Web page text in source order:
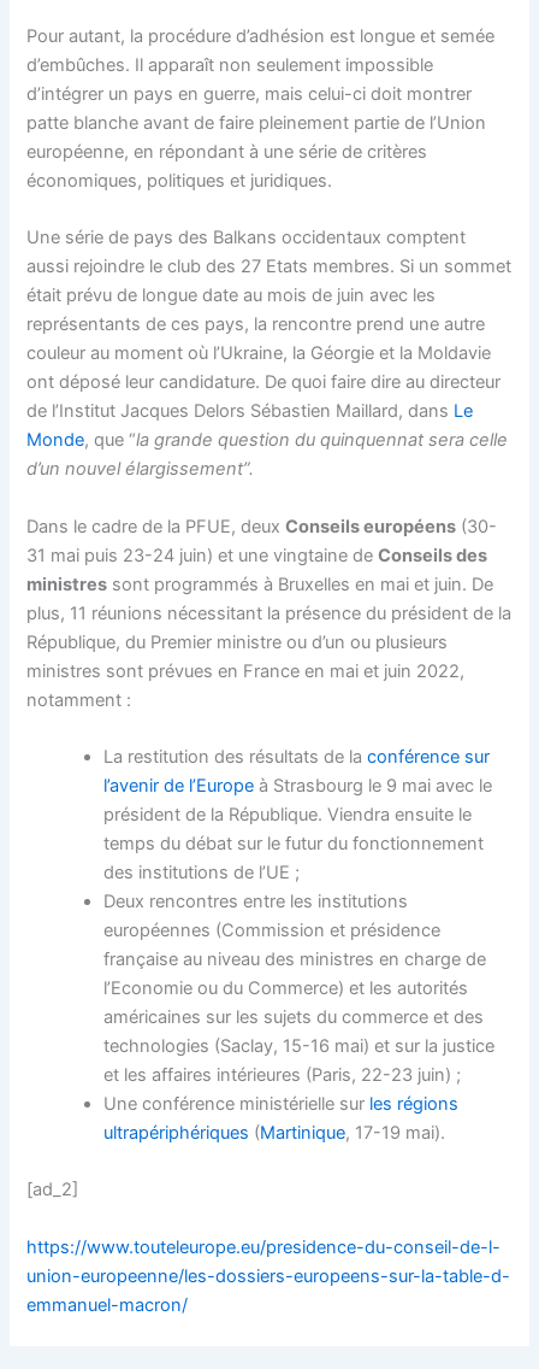
Pour autant, la procédure d’adhésion est longue et semée
d’embûches. Il apparaît non seulement impossible
d’intégrer un pays en guerre, mais celui-ci doit montrer
patte blanche avant de faire pleinement partie de l’Union
européenne, en répondant à une série de critères
économiques, politiques et juridiques.
Une série de pays des Balkans occidentaux comptent
aussi rejoindre le club des 27 Etats membres. Si un sommet
était prévu de longue date au mois de juin avec les
représentants de ces pays, la rencontre prend une autre
couleur au moment où l’Ukraine, la Géorgie et la Moldavie
ont déposé leur candidature. De quoi faire dire au directeur
de l’Institut Jacques Delors Sébastien Maillard, dans Le
Monde, que “la grande question du quinquennat sera celle
d’un nouvel élargissement”.
Dans le cadre de la PFUE, deuxConseils européens (30-
31 mai puis 23-24 juin) et une vingtaine deConseils des
ministres sont programmés à Bruxelles en mai et juin. De
plus, 11 réunions nécessitant la présence du président de la
République, du Premier ministre ou d’un ou plusieurs
ministres sont prévues en France en mai et juin 2022,
notamment :
La restitution des résultats de laconférence sur
l’avenir de l’Europe à Strasbourg le 9 mai avec le
président de la République. Viendra ensuite le
temps du débat sur le futur du fonctionnement
des institutions de l’UE ;
Deux rencontres entre les institutions
européennes (Commission et présidence
française au niveau des ministres en charge de
l’Economie ou du Commerce) et les autorités
américaines sur les sujets du commerce et des
technologies (Saclay, 15-16 mai) et sur la justice
et les affaires intérieures (Paris, 22-23 juin) ;
Une conférence ministérielle sur les régions
ultrapériphériques (Martinique, 17-19 mai).
[ad_2]
https://www.touteleurope.eu/presidence-du-conseil-de-l-
union-europeenne/les-dossiers-europeens-sur-la-table-d-
emmanuel-macron/